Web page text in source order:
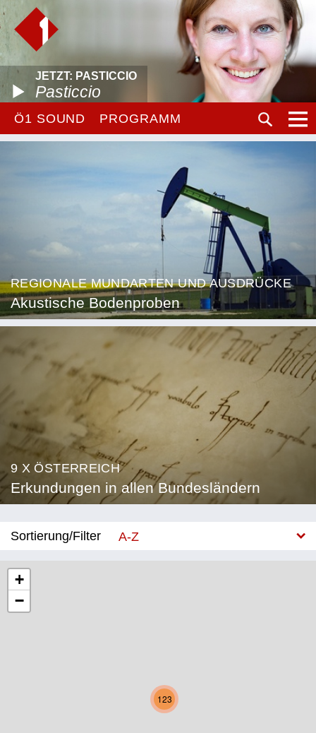
JETZT: PASTICCIO
Pasticcio
Ö1 SOUND PROGRAMM
REGIONALE MUNDARTEN UND AUSDRÜCKE
Akustische Bodenproben
9 X ÖSTERREICH
Erkundungen in allen Bundesländern
Sortierung/Filter
A-Z
Niederösterreich
Oberösterreich
123
+
−